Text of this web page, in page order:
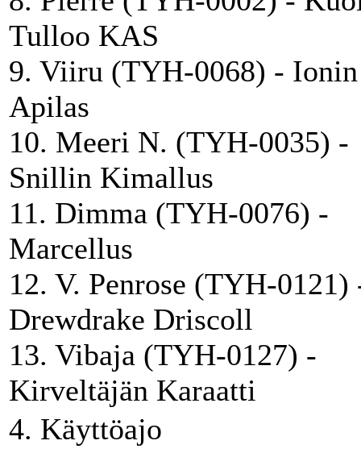
Tulloo KAS
9. Viiru (TYH-0068) - Ionin
Apilas
10. Meeri N. (TYH-0035) -
Snillin Kimallus
11. Dimma (TYH-0076) -
Marcellus
12. V. Penrose (TYH-0121)
Drewdrake Driscoll
13. Vibaja (TYH-0127) -
Kirveltäjän Karaatti
4. Käyttöajo